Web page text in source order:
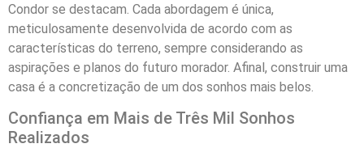
Condor se destacam. Cada abordagem é única,
meticulosamente desenvolvida de acordo com as
características do terreno, sempre considerando as
aspirações e planos do futuro morador. Afinal, construir uma
casa é a concretização de um dos sonhos mais belos.
Confiança em Mais de Três Mil Sonhos
Realizados